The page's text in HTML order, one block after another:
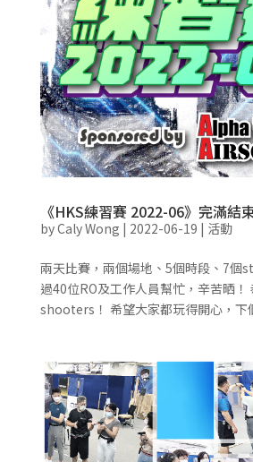
《HKS練習賽 2022-06》完滿結
byCaly Wong | 2022-06-19 | 活動
兩天比賽，兩個場地、5個時段、7個
過40位RO及工作人員幫忙，辛苦晒！
shooters！ 希望大家都玩得開心，下